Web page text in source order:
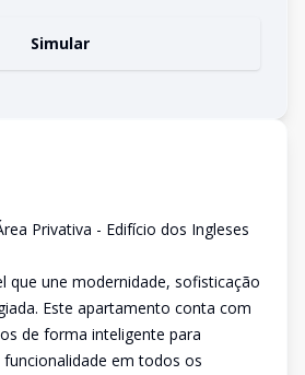
Simular
Privativa - Edifício dos Ingleses
que une modernidade, sofisticação
Este apartamento conta com
de forma inteligente para
em todos os